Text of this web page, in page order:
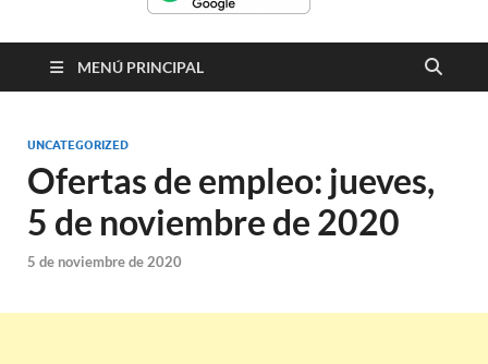
MENÚ PRINCIPAL
UNCATEGORIZED
Ofertas de empleo: jueves,
5 de noviembre de 2020
5 de noviembre de 2020